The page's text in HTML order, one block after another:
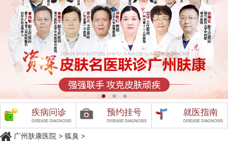
疾病问诊
DISEASE DIAGNOSIS
预约挂号
DISEASE DIAGNOSIS
就医指南
DISEASE DIAGNOSIS
广州肤康医院 >狐臭 >